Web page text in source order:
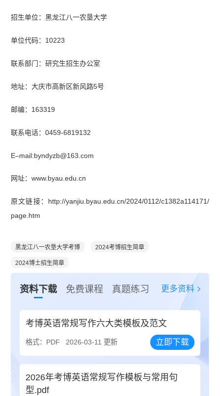
招生单位：黑龙江八一农垦大学
单位代码：10223
联系部门：研究生招生办公室
地址：大庆市高新区新风路5号
邮编：163319
联系电话：0459-6819132
E–mail:byndyzb@163.com
网址：www.byau.edu.cn
原文链接：http://yanjiu.byau.edu.cn/2024/0112/c1382a114171/
page.htm
黑龙江八一农垦大学考博 2024考博招生简章
2024博士招生简章
资料下载 免费课程 真题练习 更多资料
考博英语常规写作六大类模板及范文
格式：PDF 2026-03-11 更新 立即下载
2026年考博英语常规写作模板与常用句
型.pdf